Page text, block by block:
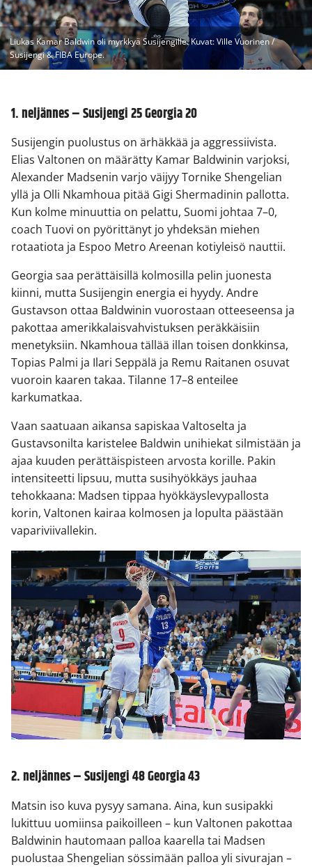
Liukas Kamar Baldwin oli myrkkyä Susijengille. Kuvat: Ville Vuorinen /
Susijengi & FIBA Europe.
1. neljännes – Susijengi 25 Georgia 20
Susijengin puolustus on ärhäkkää ja aggressiivista.
Elias Valtonen on määrätty Kamar Baldwinin varjoksi,
Alexander Madsenin varjo väijyy Tornike Shengelian
yllä ja Olli Nkamhoua pitää Gigi Shermadinin pallotta.
Kun kolme minuuttia on pelattu, Suomi johtaa 7–0,
coach Tuovi on pyörittänyt jo yhdeksän miehen
rotaatiota ja Espoo Metro Areenan kotiyleisö nauttii.
Georgia saa perättäisillä kolmosilla pelin juonesta
kiinni, mutta Susijengin energia ei hyydy. Andre
Gustavson ottaa Baldwinin vuorostaan otteeseensa ja
pakottaa amerikkalaisvahvistuksen peräkkäisiin
menetyksiin. Nkamhoua tällää illan toisen donkkinsa,
Topias Palmi ja Ilari Seppälä ja Remu Raitanen osuvat
vuoroin kaaren takaa. Tilanne 17–8 enteilee
karkumatkaa.
Vaan saatuaan aikansa sapiskaa Valtoselta ja
Gustavsonilta karistelee Baldwin unihiekat silmistään ja
ajaa kuuden perättäispisteen arvosta korille. Pakin
intensiteetti lipsuu, mutta susihyökkäys jauhaa
tehokkaana: Madsen tippaa hyökkäyslevypallosta
korin, Valtonen kairaa kolmosen ja lopulta päästään
vapariviivallekin.
2. neljännes – Susijengi 48 Georgia 43
Matsin iso kuva pysyy samana. Aina, kun susipakki
lukittuu uomiinsa paikoilleen – kun Valtonen pakottaa
Baldwinin hautomaan palloa kaarella tai Madsen
puolustaa Shengelian sössimään palloa yli sivurajan –